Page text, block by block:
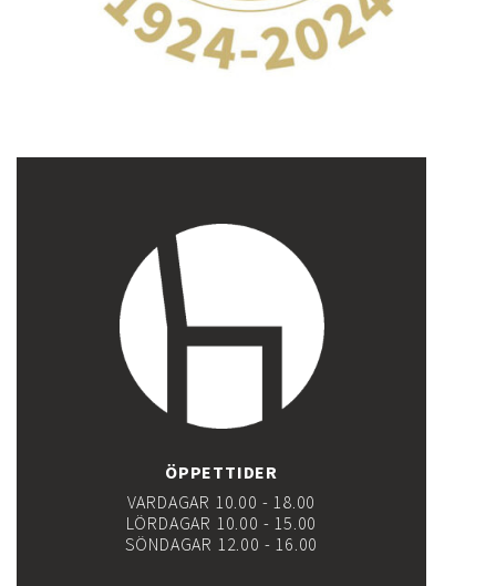
ÖPPETTIDER
VARDAGAR 10.00 - 18.00
LÖRDAGAR 10.00 - 15.00
SÖNDAGAR 12.00 - 16.00